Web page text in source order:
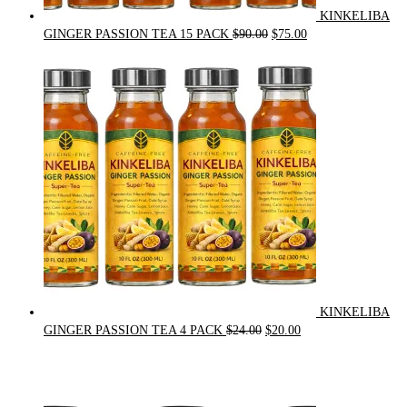
KINKELIBA
GINGER PASSION TEA 15 PACK $90.00 Original
was:
$90.00.
$75.00Current
is:
$75.00.
KINKELIBA
GINGER PASSION TEA 4 PACK $24.00 Original
$20.00Current